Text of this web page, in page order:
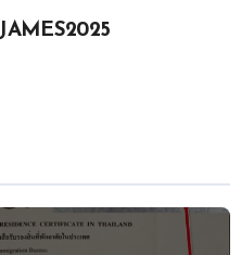
JAMES2025